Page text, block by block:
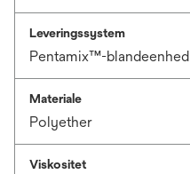
Leveringssystem
Pentamix™-blandeenhed
Materiale
Polyether
Viskositet